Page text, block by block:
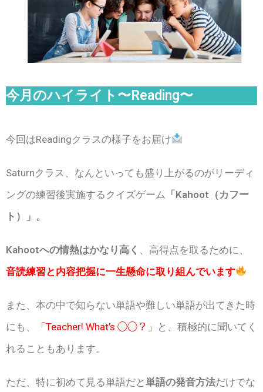
今月のハイライト〜Reading〜
今回はReadingクラスの様子をお届け
Saturnクラス、なんといっても盛り上がるのがリーディ
ングの練習後実施するクイズゲーム 「Kahoot（カフー
ト）」。
Kahootへの情熱はかなり高く
、高得点を取るために、
音読練習と内容把握に一生懸命に取り組んでいます
また、本の中で知らない単語や難しい単語が出てきた時
にも、
「Teacher! What’s ◯◯？」
と、積極的に聞いてく
れることもあります。
ただ、特に初めて見る単語だと 単語の発音方法だけでな